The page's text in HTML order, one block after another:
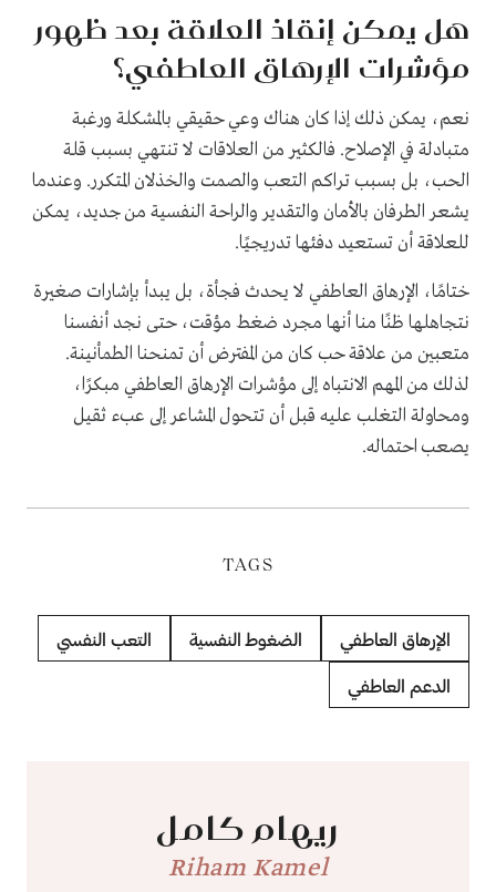
هل يمكن إنقاذ العلاقة بعد ظهور
مؤشرات الإرهاق العاطفي؟
نعم، يمكن ذلك إذا كان هناك وعي حقيقي بالمشكلة ورغبة
متبادلة في الإصلاح. فالكثير من العلاقات لا تنتهي بسبب قلة
الحب، بل بسبب تراكم التعب والصمت والخذلان المتكرر. وعندما
يشعر الطرفان بالأمان والتقدير والراحة النفسية من جديد، يمكن
للعلاقة أن تستعيد دفئها تدريجيًا.
ختامًا، الإرهاق العاطفي لا يحدث فجأة، بل يبدأ بإشارات صغيرة
نتجاهلها ظنًا منا أنها مجرد ضغط مؤقت، حتى نجد أنفسنا
متعبين من علاقة حب كان من المفترض أن تمنحنا الطمأنينة.
لذلك من المهم الانتباه إلى مؤشرات الإرهاق العاطفي مبكرًا،
ومحاولة التغلب عليه قبل أن تتحول المشاعر إلى عبء ثقيل
يصعب احتماله.
TAGS
الإرهاق العاطفي الضغوط النفسية التعب النفسي
الدعم العاطفي
ريهام كامل
Riham Kamel